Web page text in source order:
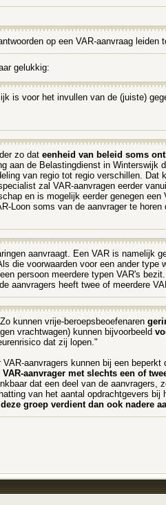
op een VAR-aanvraag
gelukkig:
is voor het invullen van de (juiste)
zo dat eenheid van beleid soms
aan de Belastingdienst in
van regio tot regio verschillen.
zal VAR-aanvragen eerder
en is mogelijk eerder genegen
Loon soms van de aanvrager te
aanvraagt. Een VAR is namelijk
die voorwaarden voor een ander
persoon meerdere typen VAR's
aanvragers heeft twee of meerdere
kunnen vrije-beroepsbeoefenaren
vrachtwagen) kunnen bijvoorbeeld
dat zij lopen."
aanvragers kunnen bij een
VAR-aanvrager met slechts een of
dat een deel van de
van het aantal opdrachtgevers
deze groep verdient dan ook nadere